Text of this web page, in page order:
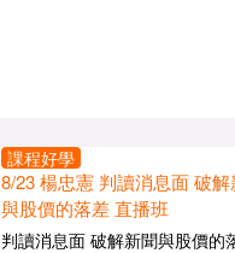
課程好學
8/23 楊忠憲 判讀消息面 破解
與股價的落差 直播班
判讀消息面 破解新聞與股價的